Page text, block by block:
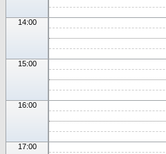
14:00
15:00
16:00
17:00